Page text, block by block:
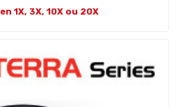
en 1X, 3X, 10X ou 20X